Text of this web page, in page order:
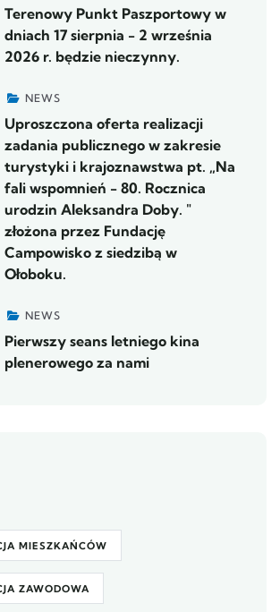
Terenowy Punkt Paszportowy w
dniach 17 sierpnia - 2 września
2026 r. będzie nieczynny.
NEWS
Uproszczona oferta realizacji
zadania publicznego w zakresie
turystyki i krajoznawstwa pt. „Na
fali wspomnień - 80. Rocznica
urodzin Aleksandra Doby. "
złożona przez Fundację
Campowisko z siedzibą w
Ołoboku.
NEWS
Pierwszy seans letniego kina
plenerowego za nami
MIESZKAŃCÓW
ZAWODOWA